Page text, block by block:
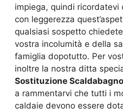
impiega, quindi ricordatevi
con leggerezza
qualsiasi sospetto
vostra incolumità e della
famiglia dopotutto. Per
inoltre la nostra ditta
Sostituzione
a rammentarvi che tutti i
caldaie devono essere